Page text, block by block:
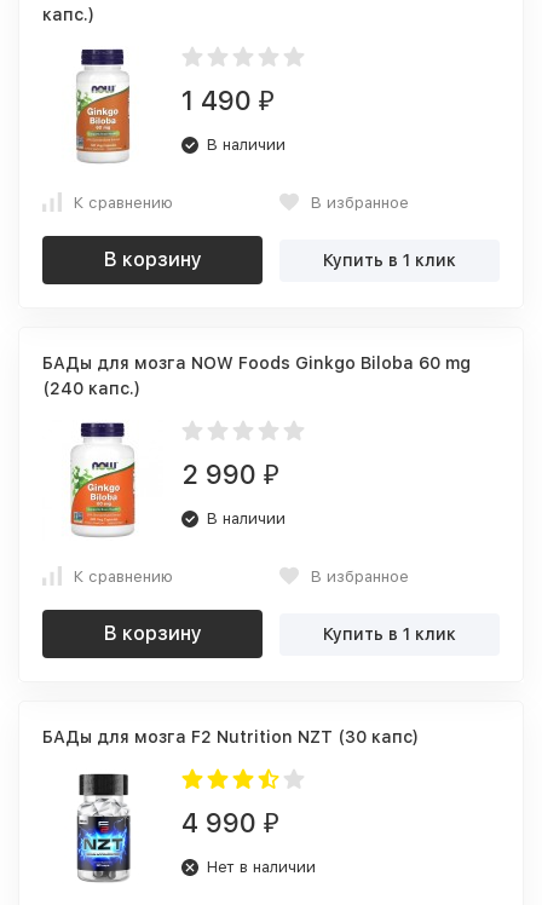
капс.)
1 490 ₽
В наличии
К сравнению В избранное
В корзину Купить в 1 клик
БАДы для мозга NOW Foods Ginkgo Biloba 60 mg
(240 капс.)
2 990 ₽
В наличии
К сравнению В избранное
В корзину Купить в 1 клик
БАДы для мозга F2 Nutrition NZT (30 капс)
4 990 ₽
Нет в наличии